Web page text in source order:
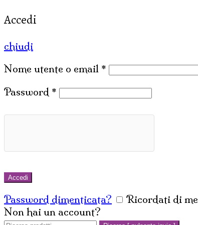
Accedi
chiudi
Nome utente o email *
Password *
Accedi
Password dimenticata?
Ricordati di me
Non hai un account?